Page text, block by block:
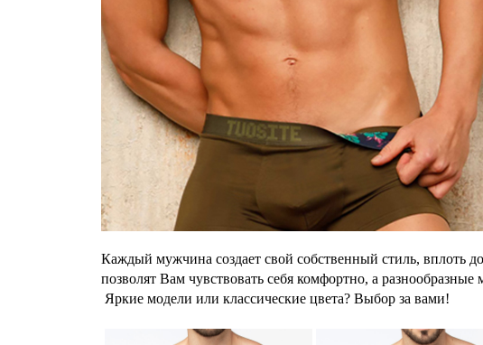
Каждый мужчина создает свой собственный стиль,
позволят Вам чувствовать себя комфортно, а
Яркие модели или классические цвета? Выбор за вами!